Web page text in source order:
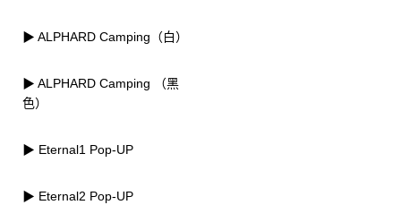
▶ ALPHARD Camping（白）
▶ ALPHARD Camping （黑
色）
▶ Eternal1 Pop-UP
▶ Eternal2 Pop-UP